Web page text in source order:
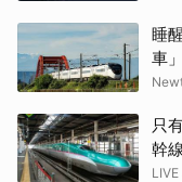
睡
車
只
幹